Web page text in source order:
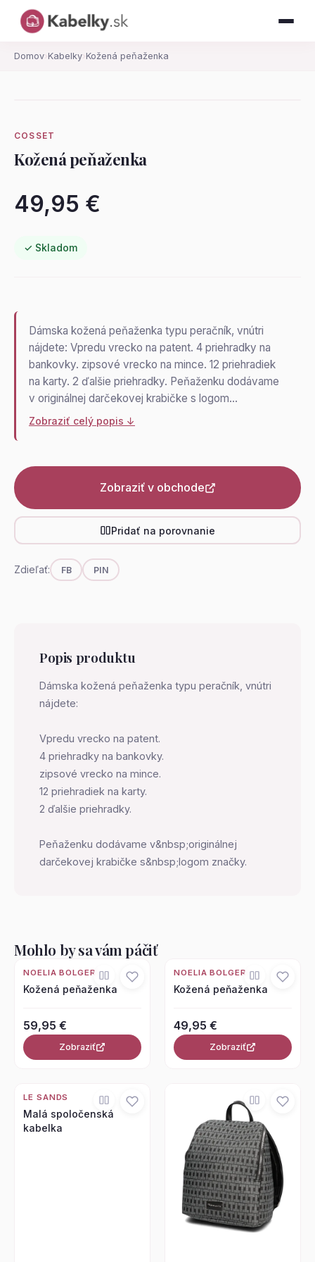
Domov› Kabelky› Kožená peňaženka
COSSET
Kožená peňaženka
49,95 €
✓ Skladom
Dámska kožená peňaženka typu peračník, vnútri
nájdete: Vpredu vrecko na patent. 4 priehradky na
bankovky. zipsové vrecko na mince. 12 priehradiek
na karty. 2 ďalšie priehradky. Peňaženku dodávame
v originálnej darčekovej krabičke s logom…
Zobraziť celý popis ↓
Zobraziť v obchode
Pridať na porovnanie
Zdieľať: FB PIN
Popis produktu
Dámska kožená peňaženka typu peračník, vnútri
nájdete:
Vpredu vrecko na patent.
4 priehradky na bankovky.
zipsové vrecko na mince.
12 priehradiek na karty.
2 ďalšie priehradky.
Peňaženku dodávame v&nbsp;originálnej
darčekovej krabičke s&nbsp;logom značky.
Mohlo by sa vám páčiť
NOELIA BOLGER
Kožená peňaženka
59,95 €
Zobraziť
NOELIA BOLGER
Kožená peňaženka
49,95 €
Zobraziť
LE SANDS
Malá spoločenská
kabelka